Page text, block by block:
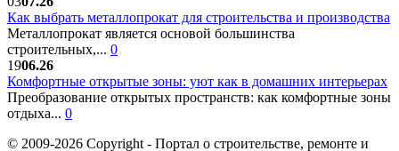
Как выбрать металлопрокат для строительства и производства
Металлопрокат является основой большинства
строительных,... 0
1906.26
Комфортные открытые зоны: уют как в домашних интерьерах
Преобразование открытых пространств: как комфортные зоны
отдыха... 0
© 2009-2026 Copyright - Портал о строительстве, ремонте и